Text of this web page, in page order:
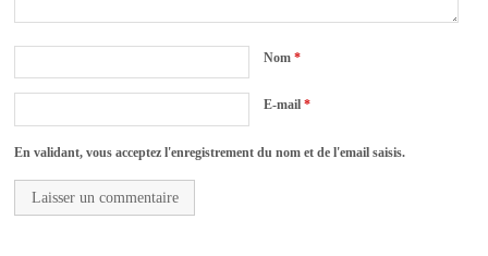
Nom*
E-mail*
En validant, vous acceptez l'enregistrement du nom et de l'email saisis.